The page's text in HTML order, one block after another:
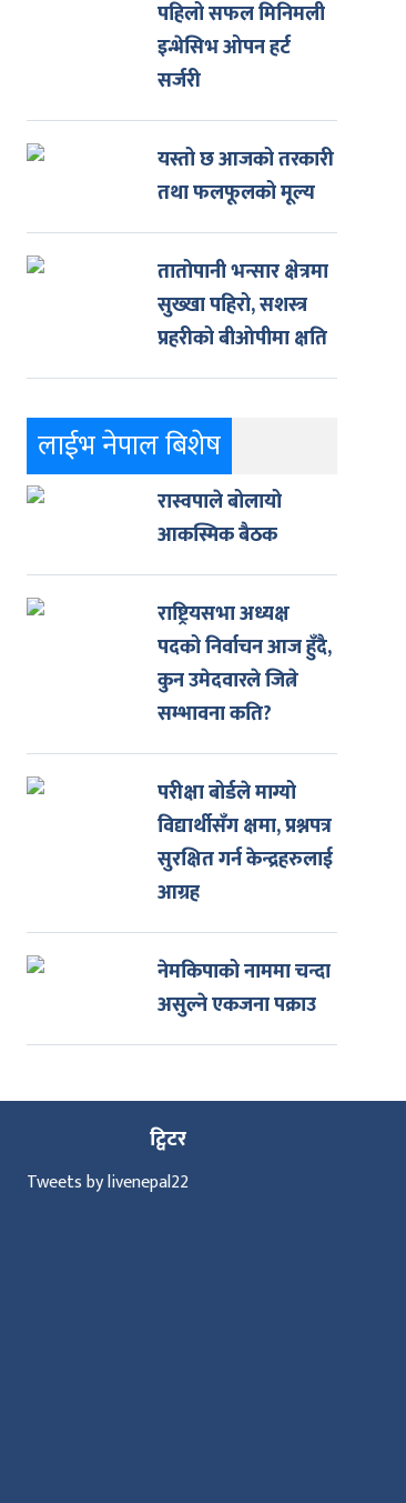
पहिलो सफल मिनिमली
इन्भेसिभ ओपन हर्ट
सर्जरी
यस्तो छ आजको तरकारी
तथा फलफूलको मूल्य
तातोपानी भन्सार क्षेत्रमा
सुख्खा पहिरो, सशस्त्र
प्रहरीको बीओपीमा क्षति
लाईभ नेपाल बिशेष
रास्वपाले बोलायो
आकस्मिक बैठक
राष्ट्रियसभा अध्यक्ष
पदको निर्वाचन आज हुँदै,
कुन उमेदवारले जित्ने
सम्भावना कति?
परीक्षा बोर्डले माग्यो
विद्यार्थीसँग क्षमा, प्रश्नपत्र
सुरक्षित गर्न केन्द्रहरुलाई
आग्रह
नेमकिपाको नाममा चन्दा
असुल्ने एकजना पक्राउ
ट्विटर
Tweets by livenepal22